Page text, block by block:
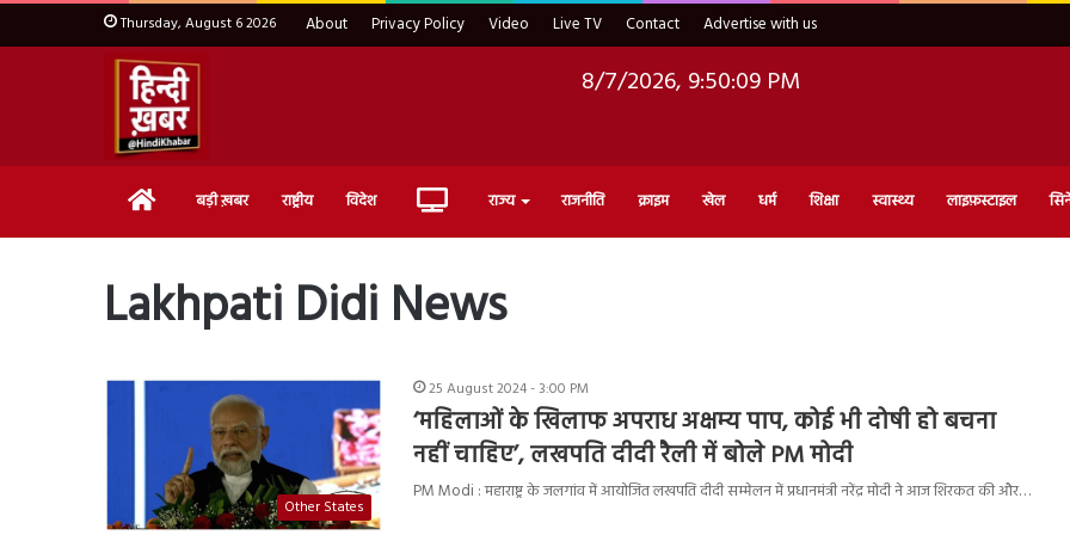
Thursday, August 6 2026 About Privacy Policy Video Live TV Contact Advertise with us
8/7/2026, 9:50:10 PM
Home बड़ी ख़बर राष्ट्रीय विदेश Live राज्य राजनीति क्राइम खेल धर्म शिक्षा स्वास्थ्य लाइफ़स्टाइल
Lakhpati Didi News
Other States
25 August 2024 - 3:00 PM
‘महिलाओं के खिलाफ अपराध अक्षम्य पाप, कोई भी दोषी हो बचना
नहीं चाहिए’, लखपति दीदी रैली में बोले PM मोदी
PM Modi : महाराष्ट्र के जलगांव में आयोजित लखपति दीदी सम्मेलन में प्रधानमंत्री नरेंद्र मोदी ने आज शिरकत की और…